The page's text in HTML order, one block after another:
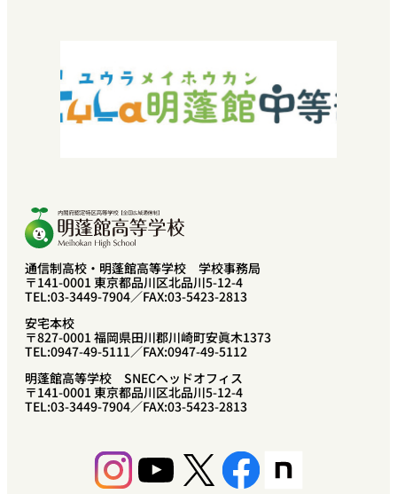
採用情報
SNEC提携希望の方へ
中学校教諭・福祉関係者の方へ
通信制高校・明蓬館高等学校 学校事務局
〒141-0001 東京都品川区北品川5-12-4
TEL:03-3449-7904／FAX:03-5423-2813
安宅本校
〒827-0001 福岡県田川郡川崎町安眞木1373
TEL:0947-49-5111／FAX:0947-49-5112
明蓬館高等学校 SNECヘッドオフィス
〒141-0001 東京都品川区北品川5-12-4
TEL:03-3449-7904／FAX:03-5423-2813
Instagram
YouTube
X